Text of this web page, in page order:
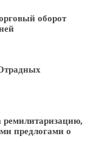
оборот
предлогами о